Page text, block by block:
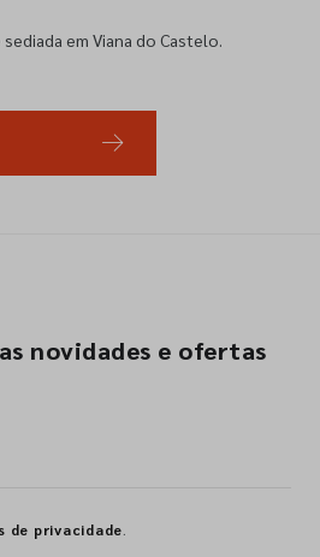
em Viana do Castelo.
novidades e ofertas
de privacidade